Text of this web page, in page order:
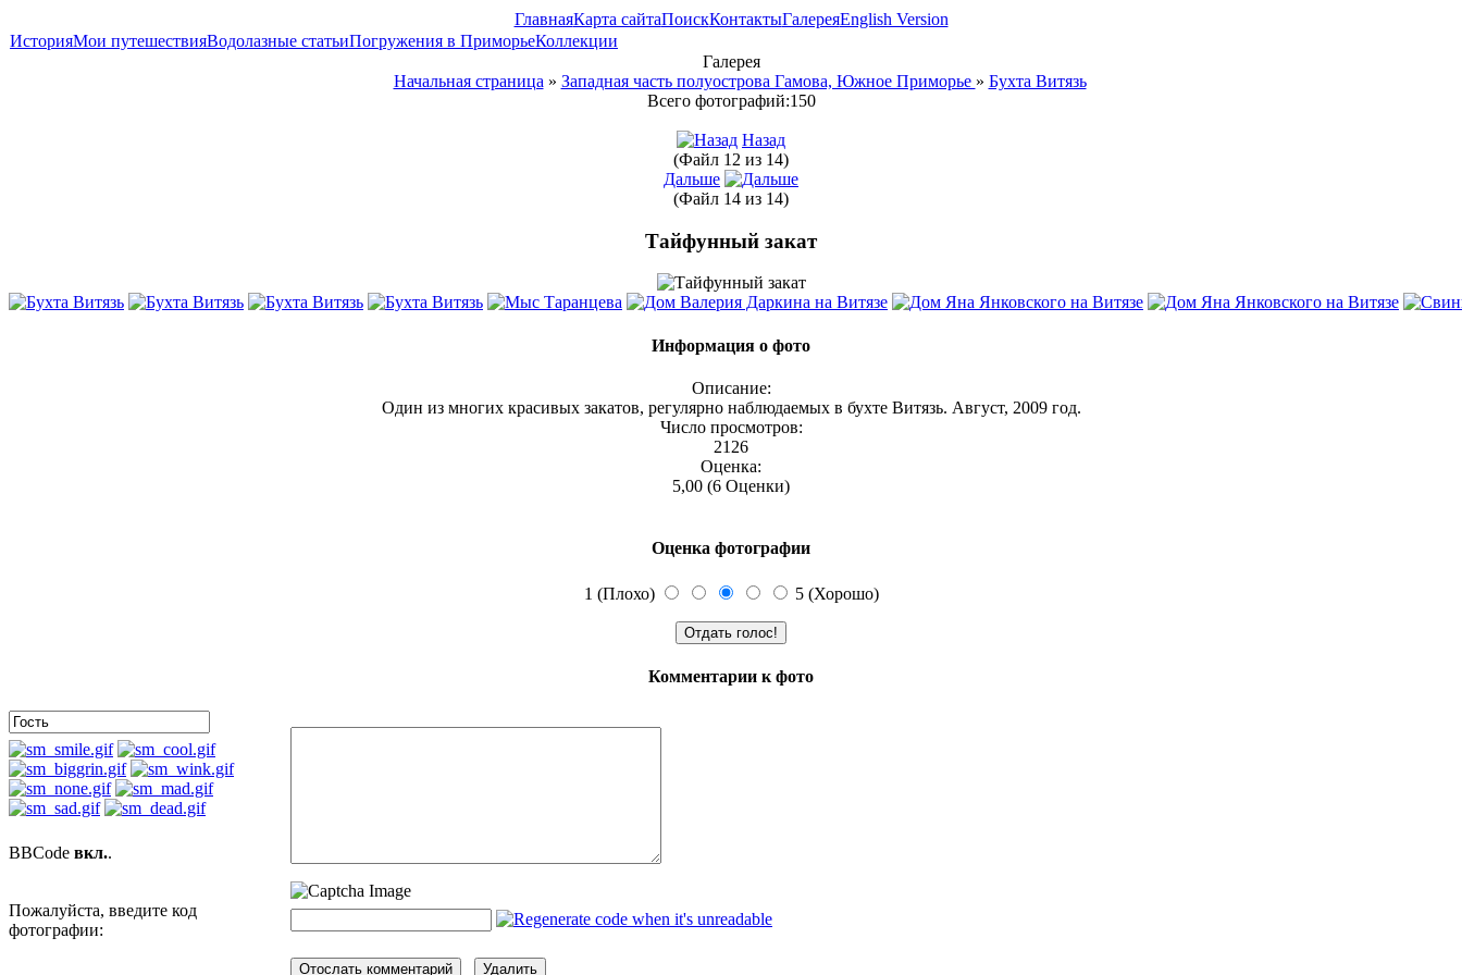
ГлавнаяКарта сайтаПоискКонтактыГалереяEnglish Version
ИсторияМои путешествияВодолазные статьиПогружения в ПриморьеКоллекции
Галерея
Начальная страница » Западная часть полуострова Гамова, Южное Приморье » Бухта Витязь
Всего фотографий:150
Назад
(Файл 12 из 14)
Дальше
(Файл 14 из 14)
Тайфунный закат
Информация о фото
Описание:
Один из многих красивых закатов, регулярно наблюдаемых в бухте Витязь. Август, 2009 год.
Число просмотров:
2126
Оценка:
5,00 (6 Оценки)
Оценка фотографии
1 (Плохо) 5 (Хорошо)
Комментарии к фото
BBCode вкл..
Пожалуйста, введите код
фотографии: